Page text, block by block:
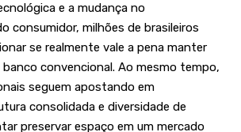
e a mudança no
consumidor, milhões de brasileiros
se realmente vale a pena manter
convencional. Ao mesmo tempo,
seguem apostando em
consolidada e diversidade de
preservar espaço em um mercado